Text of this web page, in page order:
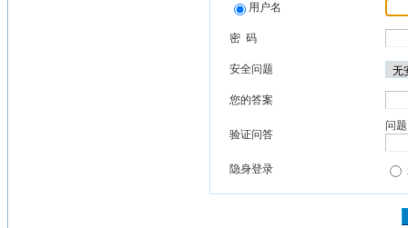
用户名
密 码
安全问题
您的答案
验证问答
问
隐身登录